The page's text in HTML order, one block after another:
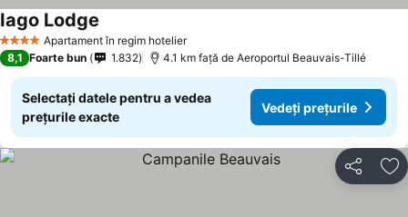
4 Stele Apartament în regim hotelier
Iago Lodge
8,1 Foarte bun 1.832 4.1 km faţă de Aeroportul Beauvais-Tillé
Selectați datele pentru a vedea
prețurile exacte
Vedeți prețurile
Distribuiți